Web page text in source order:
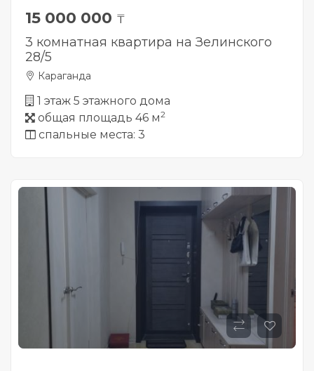
15 000 000 ₸
3 комнатная квартира на Зелинского
28/5
Караганда
1 этаж 5 этажного дома
общая площадь 46 м2
спальные места: 3